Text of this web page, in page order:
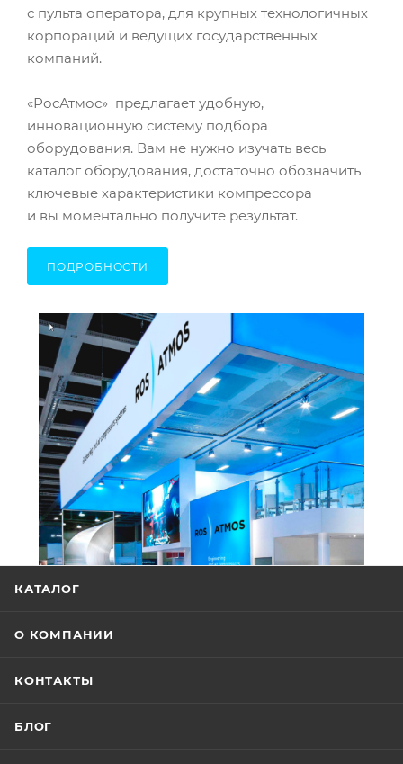
с пульта оператора, для крупных технологичных
корпораций и ведущих государственных
компаний.
«РосАтмос» предлагает удобную,
инновационную систему подбора
оборудования. Вам не нужно изучать весь
каталог оборудования, достаточно обозначить
ключевые характеристики компрессора
и вы моментально получите результат.
ПОДРОБНОСТИ
КАТАЛОГ
О КОМПАНИИ
КОНТАКТЫ
БЛОГ